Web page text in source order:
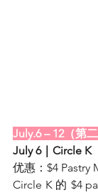
July.6 – 12（第二
July 6｜Circle K
优惠：$4 Pastry
Circle K 的 $4